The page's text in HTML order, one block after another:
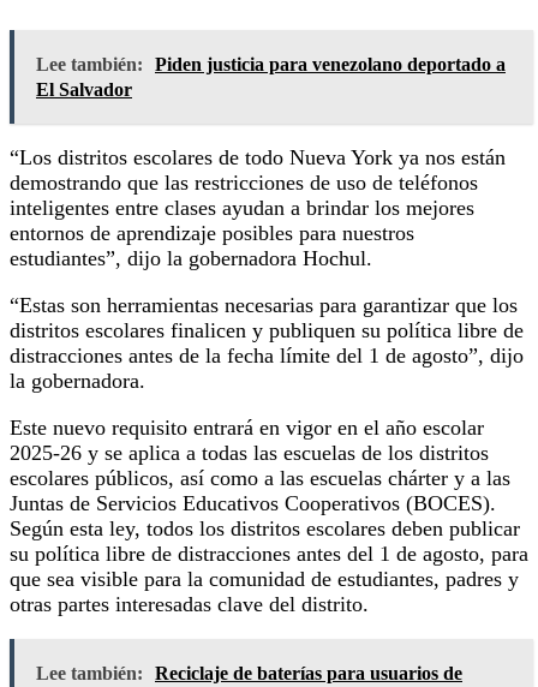
Lee también:
Piden justicia para venezolano deportado a
El Salvador
“Los distritos escolares de todo Nueva York ya nos están
demostrando que las restricciones de uso de teléfonos
inteligentes entre clases ayudan a brindar los mejores
entornos de aprendizaje posibles para nuestros
estudiantes”, dijo la gobernadora Hochul.
“Estas son herramientas necesarias para garantizar que los
distritos escolares finalicen y publiquen su política libre de
distracciones antes de la fecha límite del 1 de agosto”, dijo
la gobernadora.
Este nuevo requisito entrará en vigor en el año escolar
2025-26 y se aplica a todas las escuelas de los distritos
escolares públicos, así como a las escuelas chárter y a las
Juntas de Servicios Educativos Cooperativos (BOCES).
Según esta ley, todos los distritos escolares deben publicar
su política libre de distracciones antes del 1 de agosto, para
que sea visible para la comunidad de estudiantes, padres y
otras partes interesadas clave del distrito.
Lee también: Reciclaje de baterías para usuarios de